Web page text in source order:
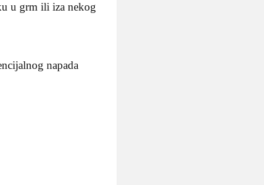
u grm ili iza nekog
napada